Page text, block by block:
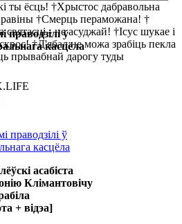
ты ёсць! †Хрыстос дабравольна
†Смерць пераможана! †
- не асуджай! †Ісус шукае і
†Д'ябал не можа зрабіць пекла
прывабнай дарогу туды
праводзілі ў
касцёла
асабіста
Клімантовічу
+ відэа]